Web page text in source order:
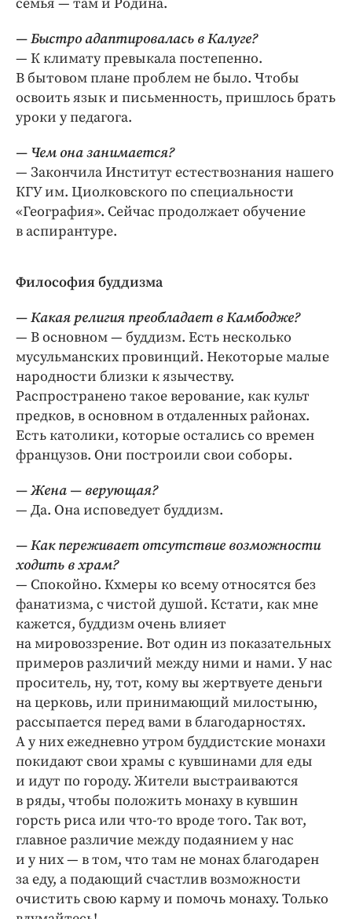
— Быстро адаптировалась в Калуге?
— К климату превыкала постепенно.
В бытовом плане проблем не было. Чтобы
освоить язык и письменность, пришлось брать
уроки у педагога.
— Чем она занимается?
— Закончила Институт естествознания нашего
КГУ им. Циолковского по специальности
«География». Сейчас продолжает обучение
в аспирантуре.
Философия буддизма
— Какая религия преобладает в Камбодже?
— В основном — буддизм. Есть несколько
мусульманских провинций. Некоторые малые
народности близки к язычеству.
Распространено такое верование, как культ
предков, в основном в отдаленных районах.
Есть католики, которые остались со времен
французов. Они построили свои соборы.
— Жена — верующая?
— Да. Она исповедует буддизм.
— Как переживает отсутствие возможности
ходить в храм?
— Спокойно. Кхмеры ко всему относятся без
фанатизма, с чистой душой. Кстати, как мне
кажется, буддизм очень влияет
на мировоззрение. Вот один из показательных
примеров различий между ними и нами. У нас
проситель, ну, тот, кому вы жертвуете деньги
на церковь, или принимающий милостыню,
рассыпается перед вами в благодарностях.
А у них ежедневно утром буддистские монахи
покидают свои храмы с кувшинами для еды
и идут по городу. Жители выстраиваются
в ряды, чтобы положить монаху в кувшин
горсть риса или что-то вроде того. Так вот,
главное различие между подаянием у нас
и у них — в том, что там не монах благодарен
за еду, а подающий счастлив возможности
очистить свою карму и помочь монаху. Только